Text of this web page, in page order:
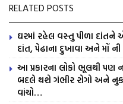
RELATED POSTS
ઘરમાં રહેલ વસ્તુ પીળા દાંતને
દાંત, પેઢાના દુખાવા અને મોં
આ પ્રકારના લોકો ભૂલથી પણ
બદલે થશે ગંભીર રોગો અને
વાંચો…